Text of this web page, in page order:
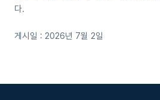
다.
게시일 : 2026년 7월 2일